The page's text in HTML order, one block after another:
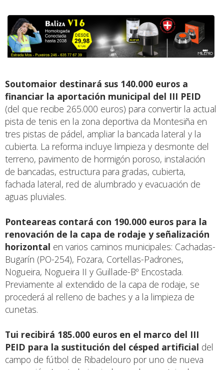
Soutomaior destinará sus 140.000 euros a
financiar la aportación municipal del III PEID
(del que recibe 265.000 euros) para convertir la actual
pista de tenis en la zona deportiva da Montesiña en
tres pistas de pádel, ampliar la bancada lateral y la
cubierta. La reforma incluye limpieza y desmonte del
terreno, pavimento de hormigón poroso, instalación
de bancadas, estructura para gradas, cubierta,
fachada lateral, red de alumbrado y evacuación de
aguas pluviales.
Ponteareas contará con 190.000 euros para la
renovación de la capa de rodaje y señalización
horizontal en varios caminos municipales: Cachadas-
Bugarín (PO-254), Fozara, Cortellas-Padrones,
Nogueira, Nogueira II y Guillade-Bº Encostada.
Previamente al extendido de la capa de rodaje, se
procederá al relleno de baches y a la limpieza de
cunetas.
Tui recibirá 185.000 euros en el marco del III
PEID para la sustitución del césped artificial del
campo de fútbol de Ribadelouro por uno de nueva